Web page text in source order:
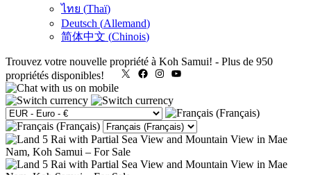
ไทย (Thaï)
Deutsch (Allemand)
简体中文 (Chinois)
Trouvez votre nouvelle propriété à Koh Samui! - Plus de 950
propriétés disponibles!
X FacebookInstagram